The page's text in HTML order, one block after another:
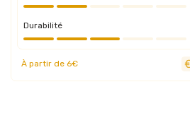
Durabilité
À partir de 6€